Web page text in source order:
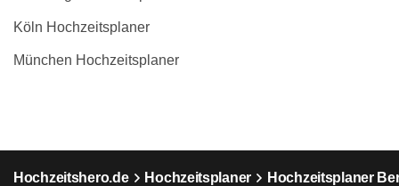
Köln Hochzeitsplaner
München Hochzeitsplaner
Hochzeitshero.de Hochzeitsplaner Hochzeitsplaner